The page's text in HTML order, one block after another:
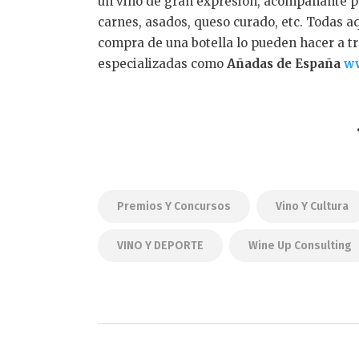
como un valioso
generosamente por
equipación y clases
de Tu Tempo Dos a
Legendario, un lote
carnes, asados, queso curado, etc. Todas
compra de una botella lo pueden hacer a
especializadas como Añadas de España
Premios Y Concursos Vino Y Cultura
VINO Y DEPORTE Wine Up Consulting